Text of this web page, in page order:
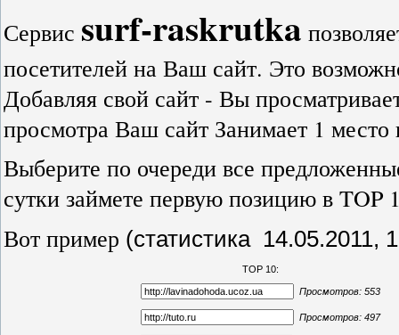
Сервис surf-raskrutka
посетителей на Ваш сайт. Это
Добавляя свой сайт - Вы
просмотра Ваш сайт Занимает 1 место
Выберите по очереди все
сутки займете первую позицию в TOP
Вот пример (статистика 14.05.2011,
TOP 10:
Просмотров: 553
Просмотров: 497